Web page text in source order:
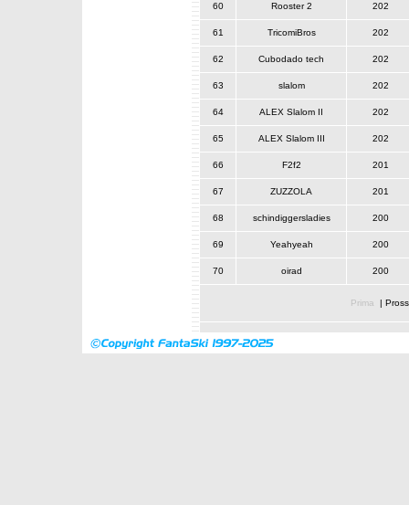
60 Rooster 2 202
61 TricomiBros 202
62 Cubodado tech 202
63 slalom 202
64 ALEX Slalom II 202
65 ALEX Slalom III 202
66 F2f2 201
67 ZUZZOLA 201
68 schindiggersladies 200
69 Yeahyeah 200
70 oirad 200
Prima |